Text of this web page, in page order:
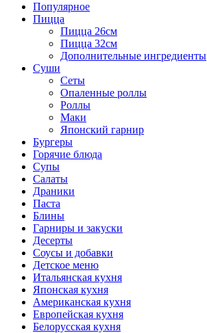
Популярное
Пицца
Пицца 26см
Пицца 32см
Дополнительные ингредиенты
Суши
Сеты
Опаленные роллы
Роллы
Маки
Японский гарнир
Бургеры
Горячие блюда
Супы
Салаты
Драники
Паста
Блины
Гарниры и закуски
Десерты
Соусы и добавки
Детское меню
Итальянская кухня
Японская кухня
Американская кухня
Европейская кухня
Белорусская кухня